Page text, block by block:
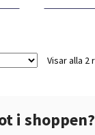
Visar alla 2
i shoppen?